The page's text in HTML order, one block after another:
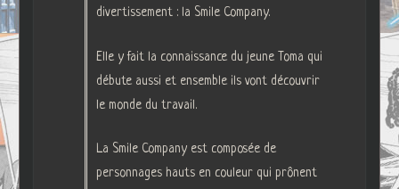
divertissement : la Smile Company.
Elle y fait la connaissance du jeune Toma qui
débute aussi et ensemble ils vont découvrir
le monde du travail.
La Smile Company est composée de
personnages hauts en couleur qui prônent